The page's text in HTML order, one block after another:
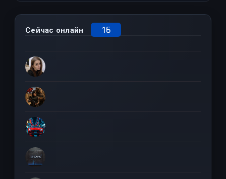
Сейчас онлайн 16